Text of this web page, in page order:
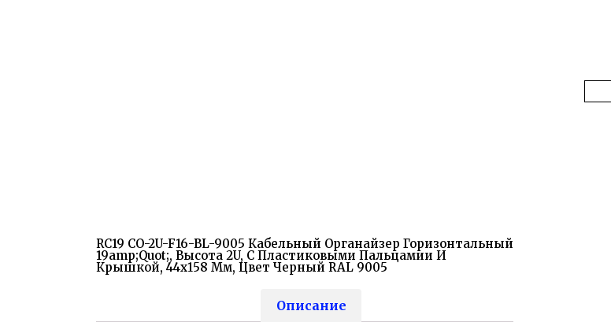
RC19 CO-2U-F16-BL-9005 Кабельный Органайзер Горизонтальный
19amp;quot;, Высота 2U, С Пластиковыми Пальцамии И
Крышкой, 44x158 Мм, Цвет Черный RAL 9005
Описание